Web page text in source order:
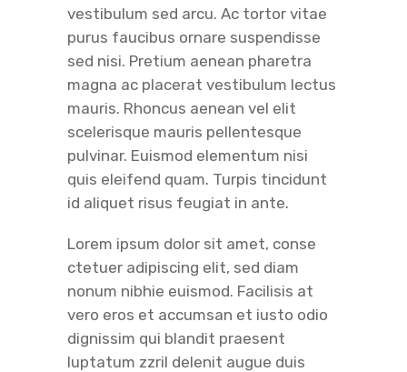
vestibulum sed arcu. Ac tortor vitae
purus faucibus ornare suspendisse
sed nisi. Pretium aenean pharetra
magna ac placerat vestibulum lectus
mauris. Rhoncus aenean vel elit
scelerisque mauris pellentesque
pulvinar. Euismod elementum nisi
quis eleifend quam. Turpis tincidunt
id aliquet risus feugiat in ante.
Lorem ipsum dolor sit amet, conse
ctetuer adipiscing elit, sed diam
nonum nibhie euismod. Facilisis at
vero eros et accumsan et iusto odio
dignissim qui blandit praesent
luptatum zzril delenit augue duis